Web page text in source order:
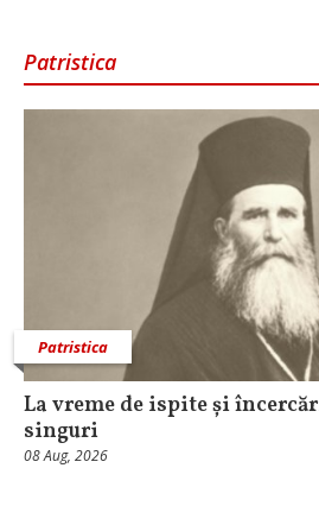
Patristica
Patristica
La vreme de ispite și
singuri
08 Aug, 2026